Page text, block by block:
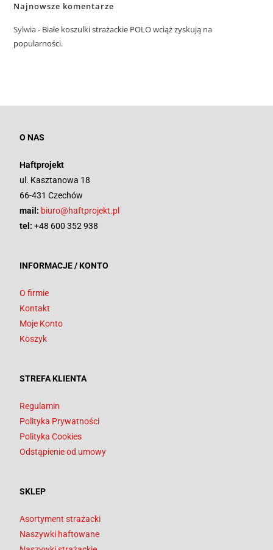
Najnowsze komentarze
Sylwia- Białe koszulki strażackie POLO wciąż zyskują na
popularności.
O NAS
Haftprojekt
ul. Kasztanowa 18
66-431 Czechów
mail: biuro@haftprojekt.pl
tel: +48 600 352 938
INFORMACJE / KONTO
O firmie
Kontakt
Moje Konto
Koszyk
STREFA KLIENTA
Regulamin
Polityka Prywatności
Polityka Cookies
Odstąpienie od umowy
SKLEP
Asortyment strażacki
Naszywki haftowane